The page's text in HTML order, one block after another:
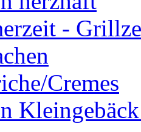
-
Cremes